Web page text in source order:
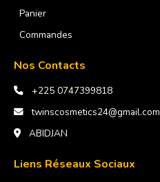
Panier
Commandes
Nos Contacts
+225 0747399818
twinscosmetics24@gmail.com
ABIDJAN
Liens Réseaux Sociaux